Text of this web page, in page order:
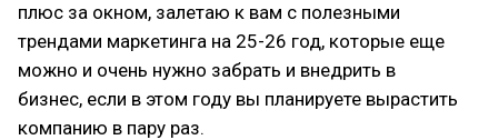
плюс за окном, залетаю к вам с полезными
трендами маркетинга на 25-26 год, которые еще
можно и очень нужно забрать и внедрить в
бизнес, если в этом году вы планируете вырастить
компанию в пару раз.